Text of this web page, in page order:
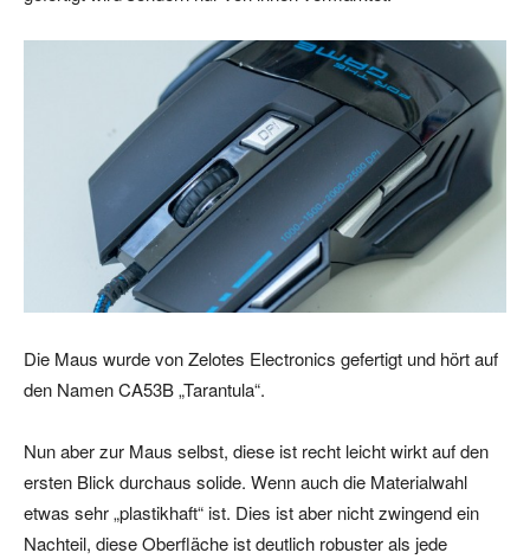
Die Maus wurde von Zelotes Electronics gefertigt und hört auf
den Namen CA53B „Tarantula“.
Nun aber zur Maus selbst, diese ist recht leicht wirkt auf den
ersten Blick durchaus solide. Wenn auch die Materialwahl
etwas sehr „plastikhaft“ ist. Dies ist aber nicht zwingend ein
Nachteil, diese Oberfläche ist deutlich robuster als jede